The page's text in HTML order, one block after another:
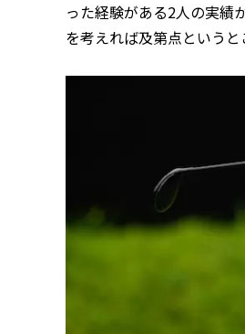
った経験がある2人の実績
を考えれば及第点というと